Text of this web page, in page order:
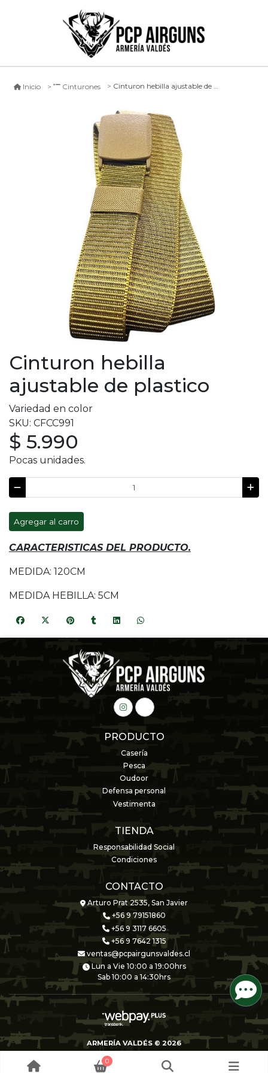
Inicio Cinturones Cinturon hebilla ajustable de plastico
Cinturon hebilla
ajustable de plastico
Variedad en color
SKU: CFCC991
$ 5.990
Pocas unidades.
Agregar al carro
CARACTERISTICAS DEL PRODUCTO.
MEDIDA: 120CM
MEDIDA HEBILLA: 5CM
PRODUCTO
Casería
Pesca
Oudoor
Defensa personal
Vestimenta
TIENDA
Responsabilidad Social
Condiciones
CONTACTO
Arturo Prat 2535, San Javier
+56 9 79151860
+56 9 3117 6605
+56 9 7642 1315
ventas@pcpairgunsvaldes.cl
Lun a Vie 10:00 a 19:00hrs
Sab 10:00 a 14:30hrs
ARMERÍA VALDÉS © 2026
Creado por
0